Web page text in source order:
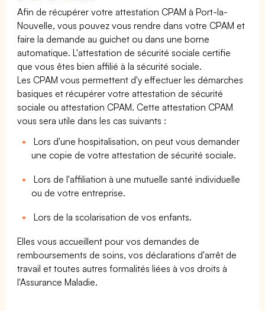
Afin de récupérer votre attestation CPAM à Port-la-
Nouvelle, vous pouvez vous rendre dans votre CPAM et
faire la demande au guichet ou dans une borne
automatique. L'attestation de sécurité sociale certifie
que vous êtes bien affilié à la sécurité sociale.
Les CPAM vous permettent d'y effectuer les démarches
basiques et récupérer votre attestation de sécurité
sociale ou attestation CPAM. Cette attestation CPAM
vous sera utile dans les cas suivants :
Lors d'une hospitalisation, on peut vous demander
une copie de votre attestation de sécurité sociale.
Lors de l'affiliation à une mutuelle santé individuelle
ou de votre entreprise.
Lors de la scolarisation de vos enfants.
Elles vous accueillent pour vos demandes de
remboursements de soins, vos déclarations d'arrêt de
travail et toutes autres formalités liées à vos droits à
l'Assurance Maladie.